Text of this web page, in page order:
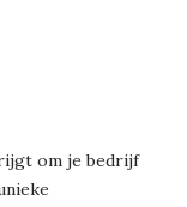
om je bedrijf